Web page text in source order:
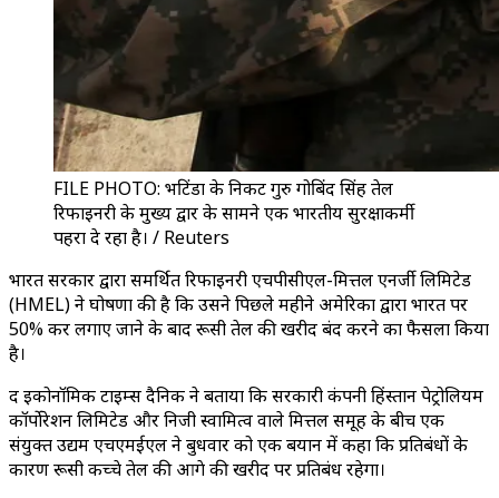
FILE PHOTO: भटिंडा के निकट गुरु गोबिंद सिंह तेल
रिफाइनरी के मुख्य द्वार के सामने एक भारतीय सुरक्षाकर्मी
पहरा दे रहा है। / Reuters
भारत सरकार द्वारा समर्थित रिफाइनरी एचपीसीएल-मित्तल एनर्जी लिमिटेड
(HMEL) ने घोषणा की है कि उसने पिछले महीने अमेरिका द्वारा भारत पर
50% कर लगाए जाने के बाद रूसी तेल की खरीद बंद करने का फैसला किया
है।
द इकोनॉमिक टाइम्स दैनिक ने बताया कि सरकारी कंपनी हिंदुस्तान पेट्रोलियम
कॉर्पोरेशन लिमिटेड और निजी स्वामित्व वाले मित्तल समूह के बीच एक
संयुक्त उद्यम एचएमईएल ने बुधवार को एक बयान में कहा कि प्रतिबंधों के
कारण रूसी कच्चे तेल की आगे की खरीद पर प्रतिबंध रहेगा।